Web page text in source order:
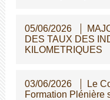
05/06/2026
DES TAUX DES
KILOMETRIQUES
03/06/2026
Le
Formation Plénière